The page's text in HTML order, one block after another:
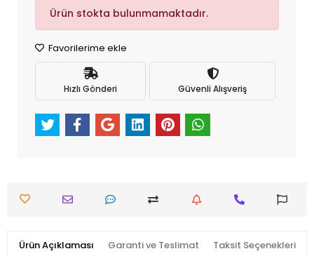
Ürün stokta bulunmamaktadır.
Favorilerime ekle
Hızlı Gönderi Güvenli Alışveriş
Ürün Açıklaması Garanti ve Teslimat Taksit Seçenekleri